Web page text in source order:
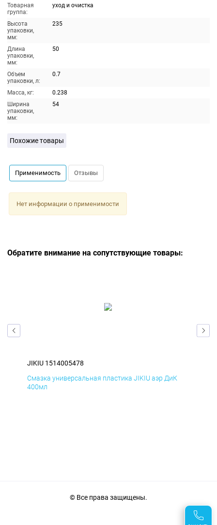
Товарная
группа:
уход и очистка
Высота
упаковки,
мм:
235
Длина
упаковки,
мм:
50
Объем
упаковки, л:
0.7
Масса, кг:
0.238
Ширина
упаковки,
мм:
54
Похожие товары
Применимость Отзывы
Нет информации о применимости
Обратите внимание на сопутствующие товары:
JIKIU 1514005478
Смазка универсальная пластика JIKIU аэр ДиК
400мл
© Все права защищены.